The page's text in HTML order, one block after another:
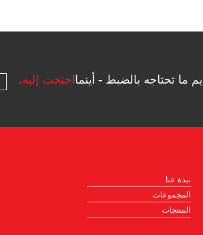
ما تحتاجه بالضبط - أينمااحتجت إليه.
نبذة عنا
المجموعات
المنتجات